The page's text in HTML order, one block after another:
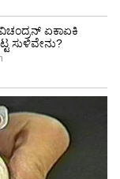
ಜೀವನಪ್ರಿಯರು,
ಅಥವಾ